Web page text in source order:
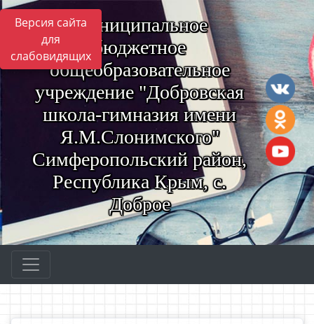
Версия сайта
для
слабовидящих
Муниципальное
бюджетное
общеобразовательное
учреждение "Добровская
школа-гимназия имени
Я.М.Слонимского"
Симферопольский район,
Республика Крым, с.
Доброе